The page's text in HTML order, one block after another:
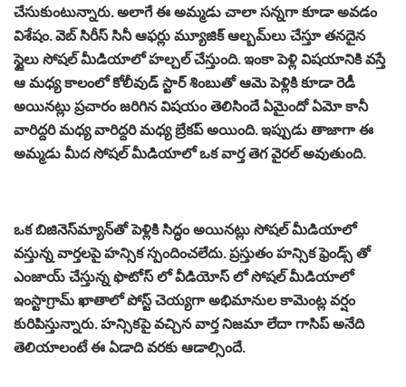
చేసుకుంటున్నారు. అలాగే ఈ అమ్మడు చాలా సన్నగా కూడా అవడం
విశేషం. వెబ్ సిరీస్ సినీ ఆఫర్లు మ్యూజిక్ ఆల్బమ్‌లు చేస్తూ తనదైన
స్టైలు సోషల్ మీడియాలో హల్చల్ చేస్తుంది. ఇంకా పెళ్లి విషయానికి వస్తే
ఆ మధ్య కాలంలో కోలీవుడ్ స్టార్ శింబుతో ఆమె పెళ్లికి కూడా రెడీ
అయినట్లు ప్రచారం జరిగిన విషయం తెలిసిందే ఏమైందో ఏమో కానీ
వారిద్దరి మధ్య వారిద్దరి మధ్య బ్రేకప్ అయింది. ఇప్పుడు తాజాగా ఈ
అమ్మడు మీద సోషల్ మీడియాలో ఒక వార్త తెగ వైరల్ అవుతుంది.
ఒక బిజినెస్‌మ్యాన్‌తో పెళ్లికి సిద్ధం అయినట్లు సోషల్ మీడియాలో
వస్తున్న వార్తలపై హన్సిక స్పందించలేదు. ప్రస్తుతం హన్సిక ఫ్రెండ్స్ తో
ఎంజాయ్ చేస్తున్న ఫొటోస్ లో వీడియోస్ లో సోషల్ మీడియాలో
ఇంస్టాగ్రామ్ ఖాతాలో పోస్ట్ చెయ్యగా అభిమానుల కామెంట్ల వర్షం
కురిపిస్తున్నారు. హన్సికపై వచ్చిన వార్త నిజమా లేదా గాసిప్ అనేది
తెలియాలంటే ఈ ఏడాది వరకు ఆడాల్సిందే.